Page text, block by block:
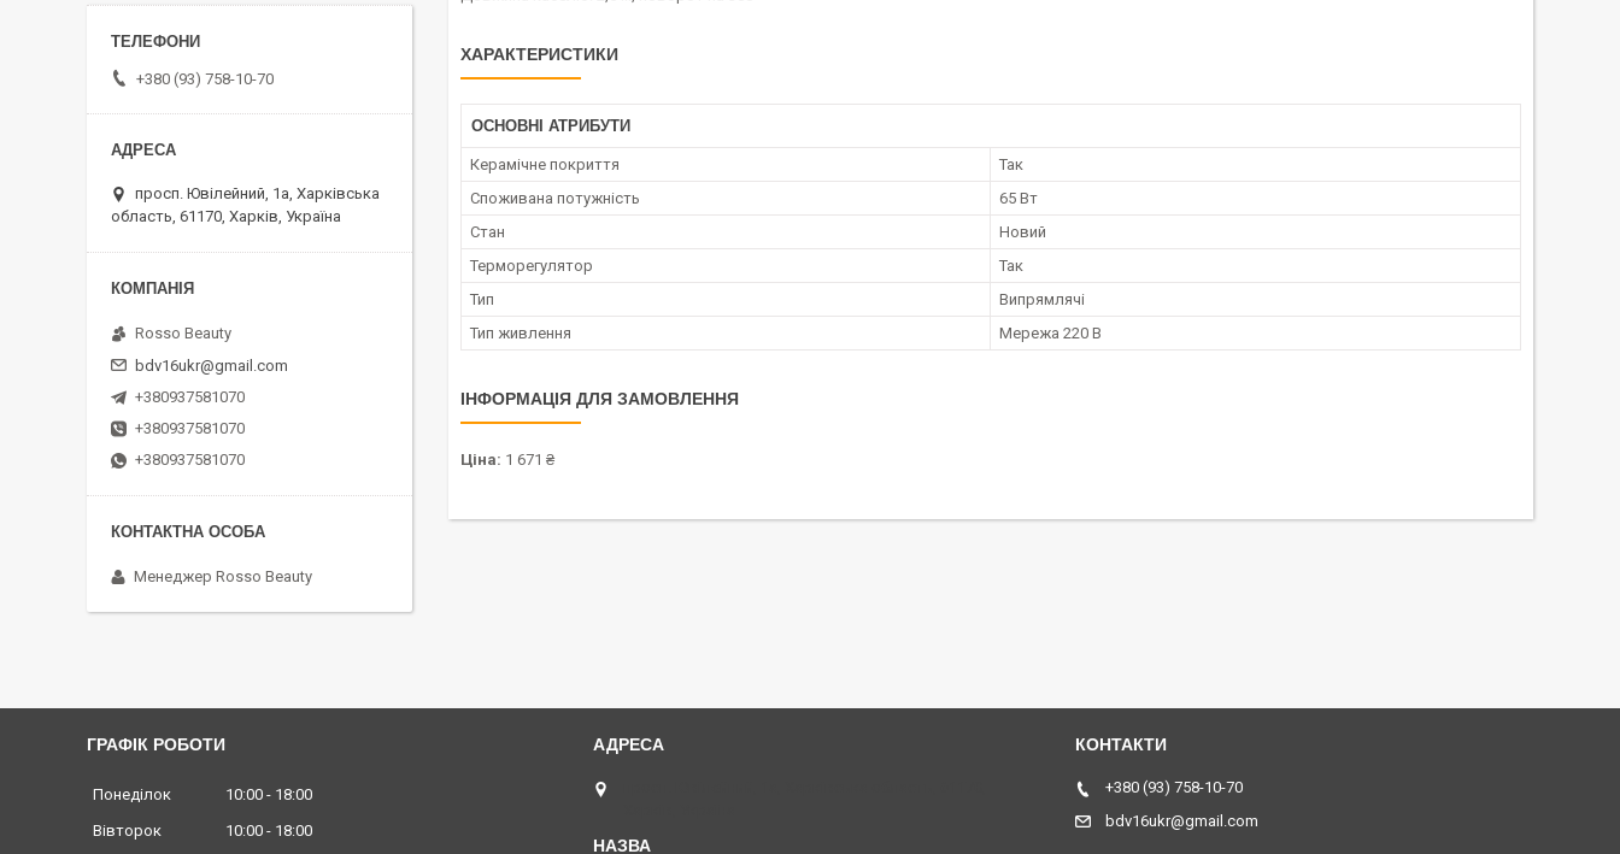
ХАРАКТЕРИСТИКИ
ОСНОВНІ АТРИБУТИ
Керамічне покриття
Так
Споживана потужність
65 Вт
Стан
Новий
Терморегулятор
Так
Тип
Випрямлячі
Тип живлення
Мережа 220 В
ІНФОРМАЦІЯ ДЛЯ ЗАМОВЛЕННЯ
Ціна: 1 671 ₴
+380 (93) 758-10-70
просп. Ювілейний, 1а, Харківська
область, 61170, Харків, Україна
Rosso Beauty
bdv16ukr@gmail.com
+380937581070
+380937581070
+380937581070
Менеджер Rosso Beauty
ГРАФІК РОБОТИ
Понеділок 10:00
18:00
Вівторок
10:00 18:00
+380 (93) 758-10-70
bdv16ukr@gmail.com